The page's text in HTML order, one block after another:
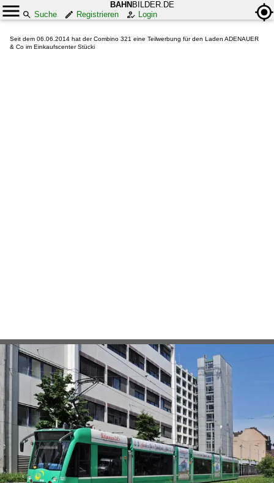
BAHN BILDER.DE
Suche
Registrieren Login
Seit dem 06.06.2014 hat der Combino 321 eine Teilwerbung für den Laden ADENAUER
& Co im Einkaufscenter Stücki